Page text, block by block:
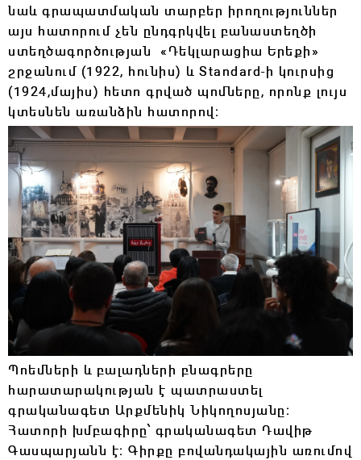
նաև գրապատմական տարբեր իրողություններ
այս հատորում չեն ընդգրկվել բանաստեղծի
ստեղծագործության «Դեկլարացիա Երեքի»
շրջանում (1922, հունիս) և Standard-ի կուրսից
(1924,մայիս) հետո գրված պոմները, որոնք լույս
կտեսնեն առանձին հատորով։
Պոեմների և բալադների բնագրերը
հարատարակության է պատրաստել
գրականագետ Արքմենիկ Նիկողոսյանը։
Հատորի խմբագիրը՝ գրականագետ Դավիթ
Գասպարյանն է։ Գիրքը բովանդակային առումով